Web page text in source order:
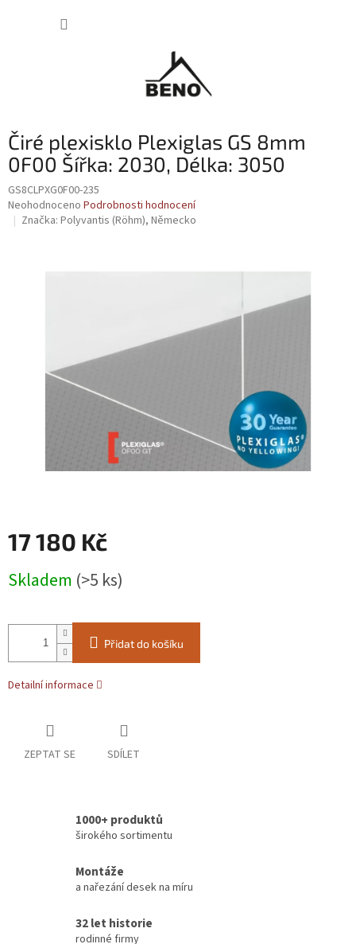
Čiré plexisklo Plexiglas GS 8mm
0F00 Šířka: 2030, Délka: 3050
GS8CLPXG0F00-235
Průměrné
hodnocení
Neohodnoceno Podrobnosti hodnocení
Značka: Polyvantis (Röhm), Německo
17 180 Kč
cena:
Skladem (>5 ks)
Přidat do košíku
Detailní informace
ZEPTAT SE SDÍLET
1000+ produktů
širokého sortimentu
Montáže
a nařezání desek na míru
32 let historie
rodinné firmy